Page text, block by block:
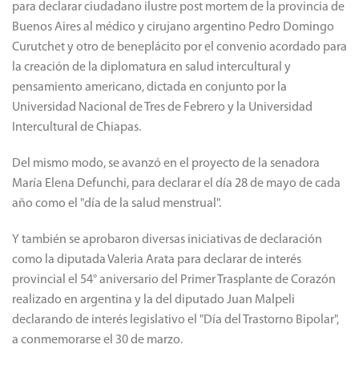
para declarar ciudadano ilustre post mortem de la provincia de
Buenos Aires al médico y cirujano argentino Pedro Domingo
Curutchet y otro de beneplácito por el convenio acordado para
la creación de la diplomatura en salud intercultural y
pensamiento americano, dictada en conjunto por la
Universidad Nacional de Tres de Febrero y la Universidad
Intercultural de Chiapas.
Del mismo modo, se avanzó en el proyecto de la senadora
María Elena Defunchi, para declarar el día 28 de mayo de cada
año como el "día de la salud menstrual".
Y también se aprobaron diversas iniciativas de declaración
como la diputada Valeria Arata para declarar de interés
provincial el 54° aniversario del Primer Trasplante de Corazón
realizado en argentina y la del diputado Juan Malpeli
declarando de interés legislativo el "Día del Trastorno Bipolar",
a conmemorarse el 30 de marzo.